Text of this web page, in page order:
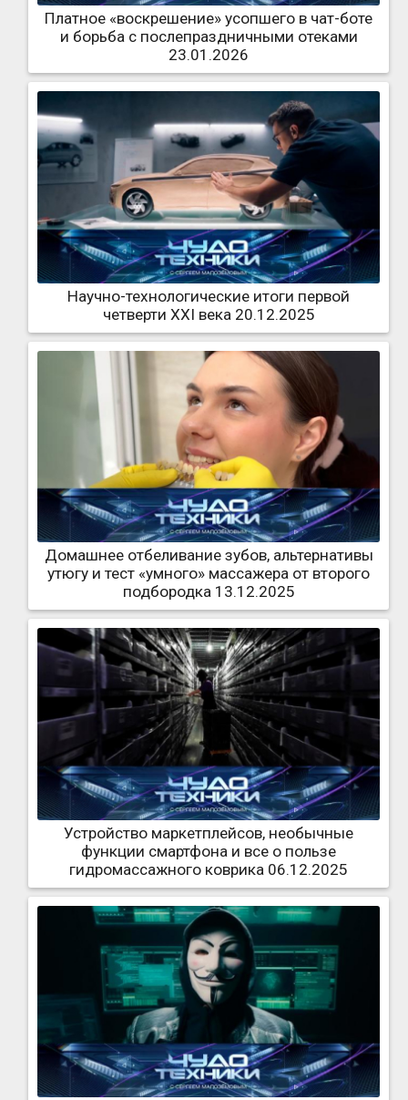
Платное «воскрешение» усопшего в чат-боте
и борьба с послепраздничными отеками
23.01.2026
Научно-технологические итоги первой
четверти XXI века 20.12.2025
Домашнее отбеливание зубов, альтернативы
утюгу и тест «умного» массажера от второго
подбородка 13.12.2025
Устройство маркетплейсов, необычные
функции смартфона и все о пользе
гидромассажного коврика 06.12.2025